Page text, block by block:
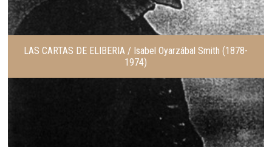
LAS CARTAS DE ELIBERIA / Isabel Oyarzábal Smith (1878-
1974)